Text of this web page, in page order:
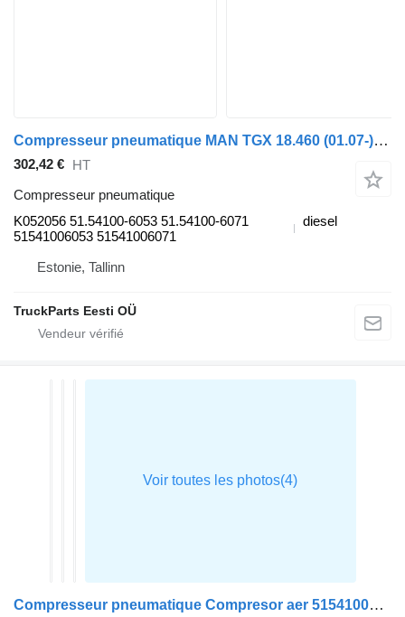
Compresseur pneumatique MAN TGX 18.460 (01.07-) K052056 pour tracteur routier MAN TGL, TGM, TGS, TGX (2005-2021)
302,42 € HT
Compresseur pneumatique
K052056 51.54100-6053 51.54100-6071
51541006053 51541006071
diesel
Estonie, Tallinn
TruckParts Eesti OÜ
Compresseur pneumatique Compresor aer 51541009272 pour tracteur routier MAN TGS